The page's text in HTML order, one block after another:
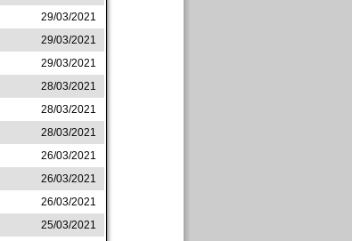
29/03/2021
29/03/2021
29/03/2021
28/03/2021
28/03/2021
28/03/2021
26/03/2021
26/03/2021
26/03/2021
25/03/2021